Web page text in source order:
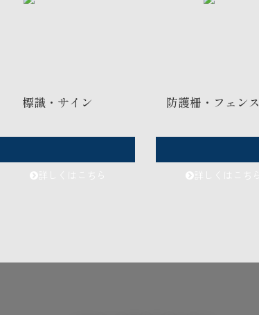
標識・サイン
詳しくはこちら
防護柵・フェンス
詳しくはこちら